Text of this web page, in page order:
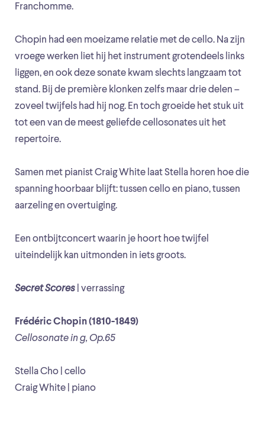
Franchomme.
Chopin had een moeizame relatie met de cello. Na zijn
vroege werken liet hij het instrument grotendeels links
liggen, en ook deze sonate kwam slechts langzaam tot
stand. Bij de première klonken zelfs maar drie delen –
zoveel twijfels had hij nog. En toch groeide het stuk uit
tot een van de meest geliefde cellosonates uit het
repertoire.
Samen met pianist Craig White laat Stella horen hoe die
spanning hoorbaar blijft: tussen cello en piano, tussen
aarzeling en overtuiging.
Een ontbijtconcert waarin je hoort hoe twijfel
uiteindelijk kan uitmonden in iets groots.
Secret Scores | verrassing
Frédéric Chopin (1810-1849)
Cellosonate in g, Op.65
Stella Cho | cello
Craig White | piano